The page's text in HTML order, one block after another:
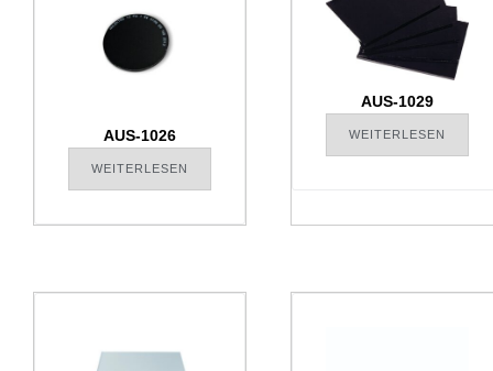
AUS-1026
WEITERLESEN
AUS-1029
WEITERLESEN